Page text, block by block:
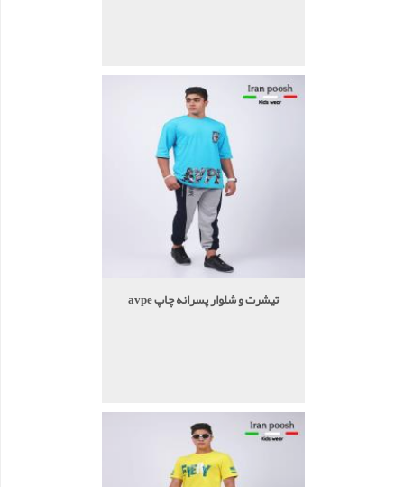
تیشرت و شلوار پسرانه چاپ avpe